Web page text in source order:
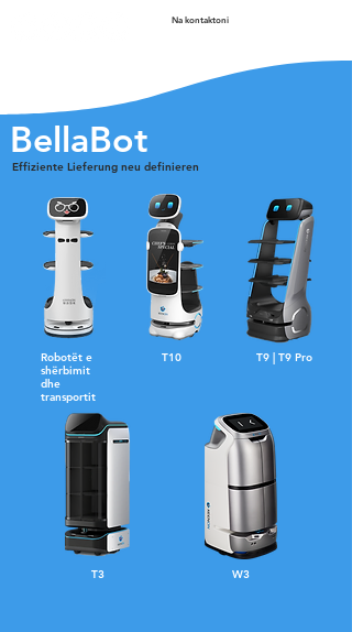
Na kontaktoni
BellaBot
Effiziente Lieferung neu definieren
Robotët e
shërbimit
dhe
transportit
T3
T10 T9 | T9 Pro
W3